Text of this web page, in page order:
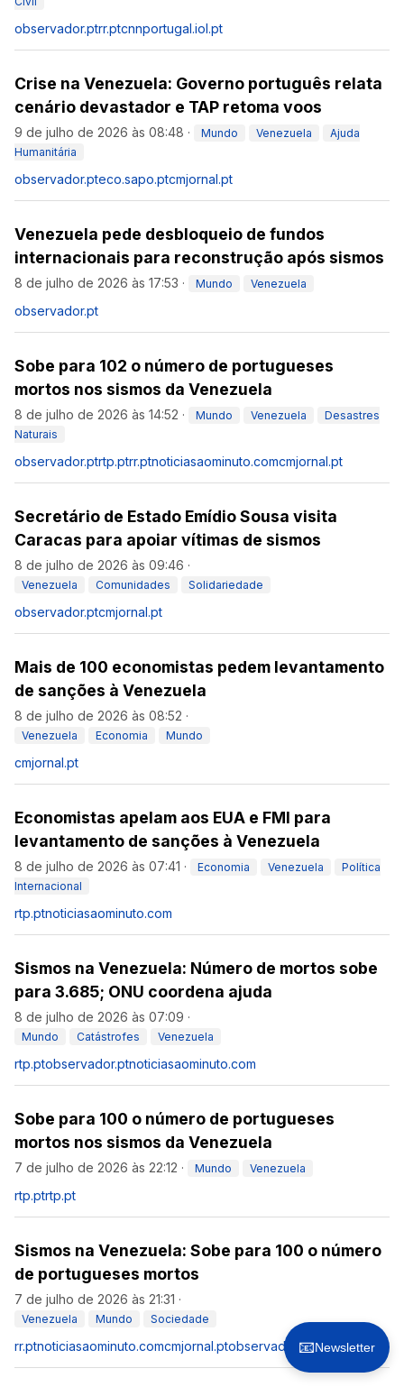
observador.ptrr.ptcnnportugal.iol.pt
Crise na Venezuela: Governo português relata
cenário devastador e TAP retoma voos
9 de julho de 2026 às 08:48 · Mundo Venezuela
Ajuda
Humanitária
observador.pteco.sapo.ptcmjornal.pt
Venezuela pede desbloqueio de fundos
internacionais para reconstrução após sismos
8 de julho de 2026 às 17:53 · Mundo Venezuela
observador.pt
Sobe para 102 o número de portugueses
mortos nos sismos da Venezuela
8 de julho de 2026 às 14:52 · Mundo Venezuela
Desastres
Naturais
observador.ptrtp.ptrr.ptnoticiasaominuto.comcmjornal.pt
Secretário de Estado Emídio Sousa visita
Caracas para apoiar vítimas de sismos
8 de julho de 2026 às 09:46 ·
Venezuela Comunidades Solidariedade
observador.ptcmjornal.pt
Mais de 100 economistas pedem levantamento
de sanções à Venezuela
8 de julho de 2026 às 08:52 ·
Venezuela Economia Mundo
cmjornal.pt
Economistas apelam aos EUA e FMI para
levantamento de sanções à Venezuela
8 de julho de 2026 às 07:41 · Economia Venezuela
Política
Internacional
rtp.ptnoticiasaominuto.com
Sismos na Venezuela: Número de mortos sobe
para 3.685; ONU coordena ajuda
8 de julho de 2026 às 07:09 ·
Mundo Catástrofes Venezuela
rtp.ptobservador.ptnoticiasaominuto.com
Sobe para 100 o número de portugueses
mortos nos sismos da Venezuela
7 de julho de 2026 às 22:12 · Mundo Venezuela
rtp.ptrtp.pt
Sismos na Venezuela: Sobe para 100 o número
de portugueses mortos
7 de julho de 2026 às 21:31 ·
Venezuela Mundo Sociedade
rr.ptnoticiasaominuto.comcmjornal.ptobservador.pt
📧Newsletter